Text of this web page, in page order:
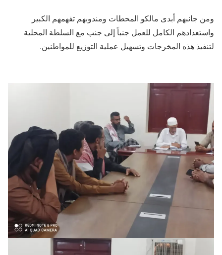
ومن جانبهم أبدى مالكو المحطات ومندوبهم تفهمهم الكبير
واستعدادهم الكامل للعمل جنباً إلى جنب مع السلطة المحلية
لتنفيذ هذه المخرجات وتسهيل عملية التوزيع للمواطنين.